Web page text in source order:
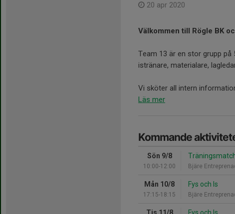
20 apr 2020
Välkommen till Rögle BK
Team 13 är en stor grupp på
istränare, materialare,
Vi sköter all intern
Läs mer
Kommande
Sön 9/8
10:00-12:00 Bjäre
Mån 10/8
17:15-18:15
Fys och Is
Bjäre